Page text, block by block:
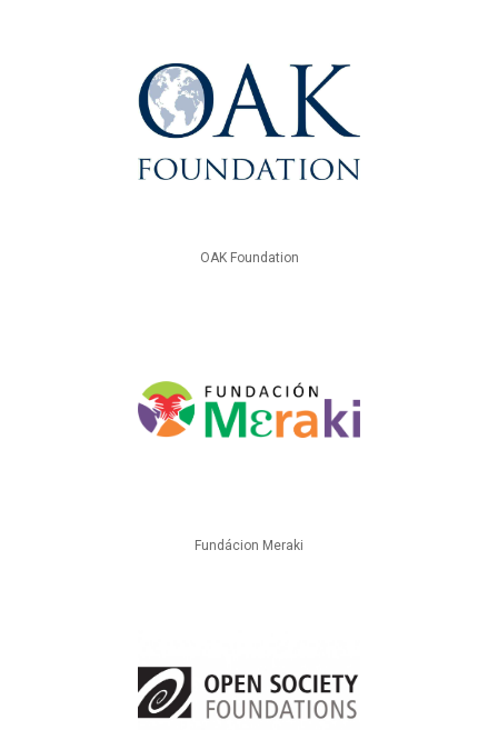
OAK Foundation
Fundácion Meraki